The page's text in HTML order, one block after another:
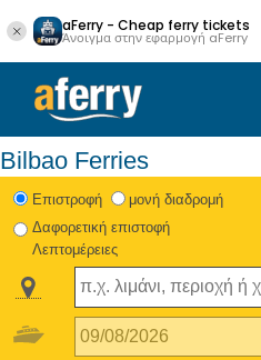
aFerry - Cheap ferry tickets
Άνοιγμα στην εφαρμογή aFerry
Bilbao Ferries
Eπιστροφή
μονή διαδρομή
Δαφορετική επιστοφή
Λεπτομέρειες